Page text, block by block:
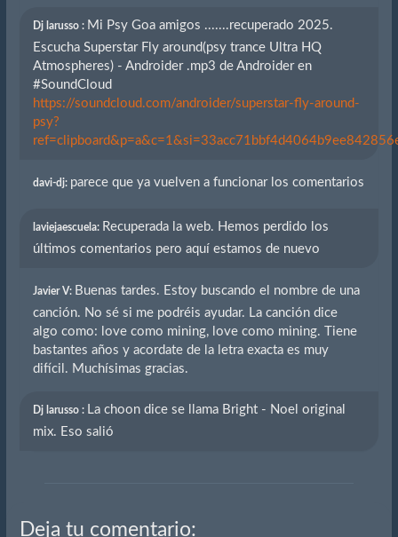
Dj larusso : Mi Psy Goa amigos .......recuperado 2025.
Escucha Superstar Fly around(psy trance Ultra HQ
Atmospheres) - Androider .mp3 de Androider en
#SoundCloud
https://soundcloud.com/androider/superstar-fly-around-
psy?
davi-dj: parece que ya vuelven a funcionar los comentarios
laviejaescuela: Recuperada la web. Hemos perdido los
últimos comentarios pero aquí estamos de nuevo
Javier V: Buenas tardes. Estoy buscando el nombre de una
canción. No sé si me podréis ayudar. La canción dice
algo como: love como mining, love como mining. Tiene
bastantes años y acordate de la letra exacta es muy
difícil. Muchísimas gracias.
Dj larusso : La choon dice se llama Bright - Noel original
mix. Eso salió
Deja tu comentario: